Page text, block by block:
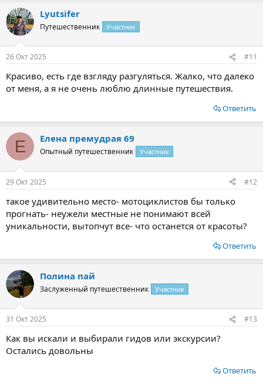
Lyutsifer
Путешественник Участник
26 Окт 2025 #11
Красиво, есть где взгляду разгуляться. Жалко, что далеко
от меня, а я не очень люблю длинные путешествия.
Ответить
Е Елена премудрая 69
Опытный путешественник Участник
29 Окт 2025 #12
такое удивительно место- мотоциклистов бы только
прогнать- неужели местные не понимают всей
уникальности, вытопчут все- что останется от красоты?
Ответить
Полина пай
Заслуженный путешественник Участник
31 Окт 2025 #13
Как вы искали и выбирали гидов или экскурсии?
Остались довольны
Ответить